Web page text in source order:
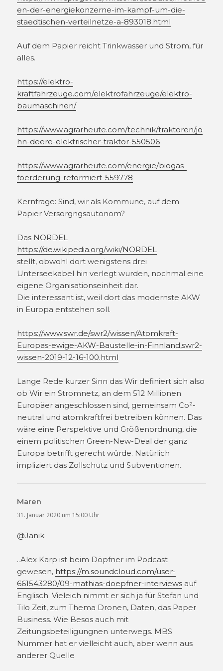
en-der-energiekonzerne-im-kampf-um-die-
staedtischen-verteilnetze-a-893018.html
Auf dem Papier reicht Trinkwasser und Strom, für
alles.
https://elektro-
kraftfahrzeuge.com/elektrofahrzeuge/elektro-
baumaschinen/
https://www.agrarheute.com/technik/traktoren/jo
hn-deere-elektrischer-traktor-550506
https://www.agrarheute.com/energie/biogas-
foerderung-reformiert-559778
Kernfrage: Sind, wir als Kommune, auf dem
Papier Versorgngsautonom?
Das NORDEL
https://de.wikipedia.org/wiki/NORDEL
stellt, obwohl dort wenigstens drei
Unterseekabel hin verlegt wurden, nochmal eine
eigene Organisationseinheit dar.
Die interessant ist, weil dort das modernste AKW
in Europa entstehen soll.
https://www.swr.de/swr2/wissen/Atomkraft-
Europas-ewige-AKW-Baustelle-in-Finnland,swr2-
wissen-2019-12-16-100.html
Lange Rede kurzer Sinn das Wir definiert sich also
ob Wir ein Stromnetz, an dem 512 Millionen
Europäer angeschlossen sind, gemeinsam Co²-
neutral und atomkraftfrei betreiben können. Das
wäre eine Perspektive und Größenordnung, die
einem politischen Green-New-Deal der ganz
Europa betrifft gerecht würde. Natürlich
impliziert das Zollschutz und Subventionen.
Maren
31. Januar 2020 um 15:00 Uhr
@Janik
..Alex Karp ist beim Döpfner im Podcast
gewesen, https://m.soundcloud.com/user-
661543280/09-mathias-doepfner-interviews auf
Englisch. Vieleich nimmt er sich ja für Stefan und
Tilo Zeit, zum Thema Dronen, Daten, das Paper
Business. Wie Besos auch mit
Zeitungsbeteiligungnen unterwegs. MBS
Nummer hat er vielleicht auch, aber wenn aus
anderer Quelle